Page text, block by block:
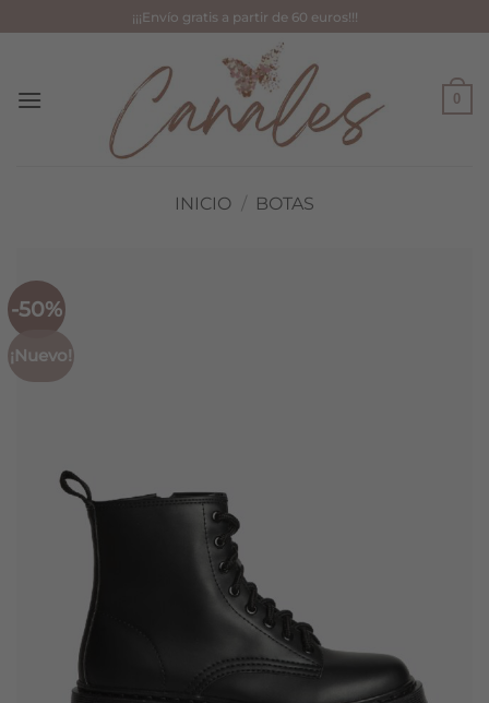
al
¡¡¡Envío gratis a partir de 60 euros!!!
0
INICIO / BOTAS
-50%
¡Nuevo!